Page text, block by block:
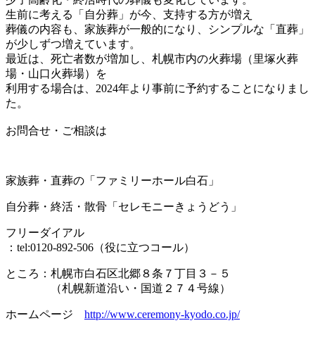
生前に考える「自分葬」が今、支持する方が増え
葬儀の内容も、家族葬が一般的になり、シンプルな「直葬」
が少しずつ増えています。
最近は、死亡者数が増加し、札幌市内の火葬場（里塚火葬
場・山口火葬場）を
利用する場合は、2024年より事前に予約することになりまし
た。
お問合せ・ご相談は
家族葬・直葬の「ファミリーホール白石」
自分葬・終活・散骨「セレモニーきょうどう」
フリーダイアル
：tel:0120-892-506（役に立つコール）
ところ：札幌市白石区北郷８条７丁目３－５
（札幌新道沿い・国道２７４号線）
ホームページ http://www.ceremony-kyodo.co.jp/